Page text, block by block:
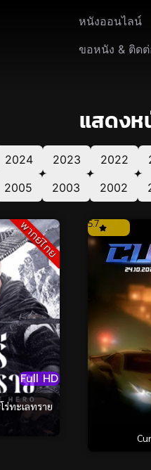
หนังออนไลน์
ขอหนัง & ติด
แสดงห
2024 2023 2022
2005 2003 2002
พากย์ไทย
Full HD
ทะเลทราย
5.7